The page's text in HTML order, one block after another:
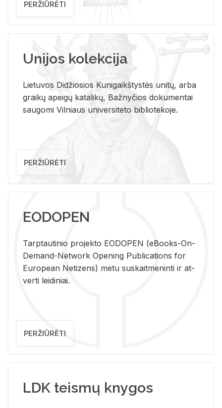
PERŽIŪRĖTI
Unijos kolekcija
Lietuvos Didžiosios Kunigaikštystės unitų, arba
graikų apeigų katalikų, Bažnyčios dokumentai
saugomi Vilniaus universiteto bibliotekoje.
PERŽIŪRĖTI
EODOPEN
Tarp­tau­ti­nio pro­jek­to EO­DO­PEN (eBo­oks-On-
De­mand-Ne­twork Ope­ning Pub­li­ca­tions for
Eu­ro­pe­an Ne­ti­zens) metu su­skait­me­nin­ti ir at­
ver­ti lei­di­niai.
PERŽIŪRĖTI
LDK teismų knygos